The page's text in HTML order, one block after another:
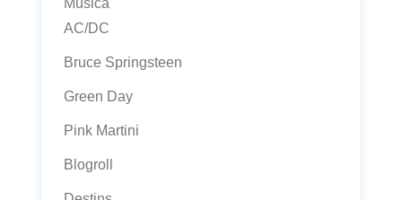
Música
AC/DC
Bruce Springsteen
Green Day
Pink Martini
Blogroll